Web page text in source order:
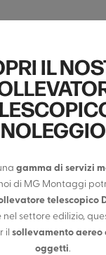
IL
NOLEGGIO
gamma di servizi
di MG Montaggi
telescopico
nel settore edilizio,
il sollevamento
oggetti.